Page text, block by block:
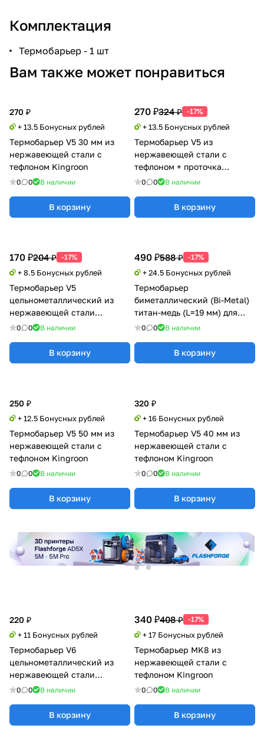
Комплектация
Термобарьер - 1 шт
Вам также может понравиться
270 ₽
+ 13.5 Бонусных рублей
Термобарьер V5 30 мм из
нержавеющей стали с
тефлоном Kingroon
0 0 В наличии
В корзину
270 ₽324 ₽ -17%
+ 13.5 Бонусных рублей
Термобарьер V5 из
нержавеющей стали с
тефлоном + проточка
Kingroon
0 0 В наличии
В корзину
490 ₽588 ₽ -17%
+ 24.5 Бонусных рублей
Термобарьер
биметаллический (Bi-Metal)
титан-медь (L=19 мм) для
Ender-3 S1
0 0 В наличии
В корзину
250 ₽
+ 12.5 Бонусных рублей
Термобарьер V5 50 мм из
нержавеющей стали с
тефлоном Kingroon
0 0 В наличии
В корзину
320 ₽
+ 16 Бонусных рублей
Термобарьер V5 40 мм из
нержавеющей стали с
тефлоном Kingroon
0 0 В наличии
В корзину
220 ₽
+ 11 Бонусных рублей
Термобарьер V6
цельнометаллический из
нержавеющей стали
Kingroon
0 0 В наличии
В корзину
340 ₽408 ₽ -17%
+ 17 Бонусных рублей
Термобарьер MK8 из
нержавеющей стали с
тефлоном Kingroon
0 0 В наличии
В корзину
170 ₽204 ₽ -17%
+ 8.5 Бонусных рублей
Термобарьер V5
цельнометаллический из
нержавеющей стали
Kingroon
0 0 В наличии
В корзину